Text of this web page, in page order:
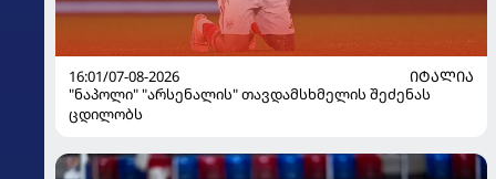
16:01/07-08-2026
ᲘᲢᲐᲚᲘᲐ
"ნაპოლი" "არსენალის" თავდამსხმელის შეძენას
ცდილობს